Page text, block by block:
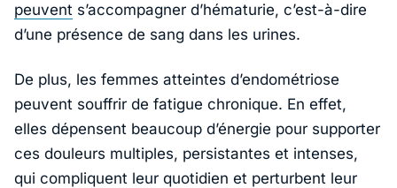
peuvent s’accompagner d’hématurie, c’est-à-dire
d’une présence de sang dans les urines.
De plus, les femmes atteintes d’endométriose
peuvent souffrir de fatigue chronique. En effet,
elles dépensent beaucoup d’énergie pour supporter
ces douleurs multiples, persistantes et intenses,
qui compliquent leur quotidien et perturbent leur